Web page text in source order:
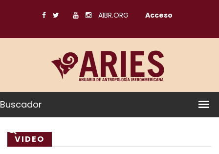
AIBR.ORG Acceso
Buscador
VIDEO